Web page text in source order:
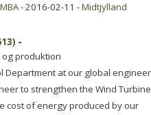
- 2016-02-11 -Midtjylland
-
produktion
Department at our global
to strengthen the Wind
cost of energy produced by our